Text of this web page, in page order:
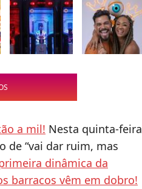
a mil! Nesta quinta-feira
de “vai dar ruim, mas
dinâmica da
barracos vêm em dobro!